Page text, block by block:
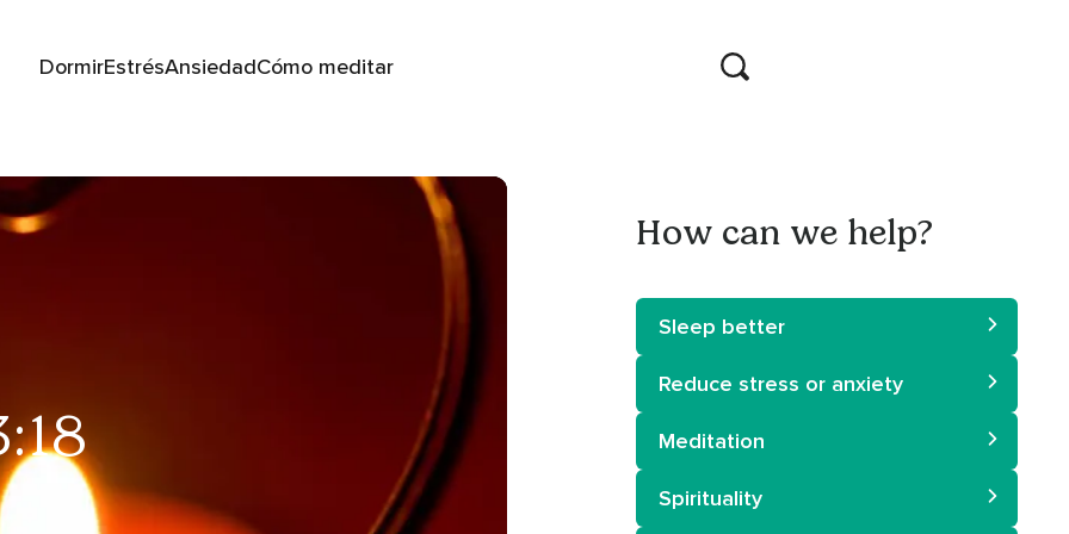
DormirEstrésAnsiedadCómo meditar
How can we help?
Sleep better
Reduce stress or anxiety
Meditation
Spirituality